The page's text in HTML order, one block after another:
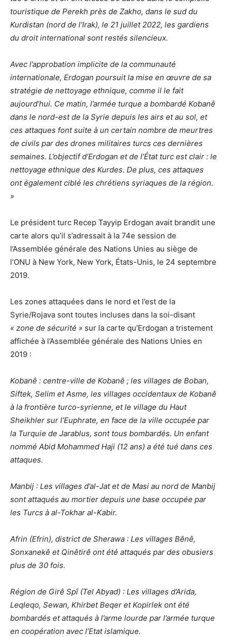
touristique de Perekh près de Zakho, dans le sud du
Kurdistan (nord de l’Irak), le 21 juillet 2022, les gardiens
du droit international sont restés silencieux.
Avec l’approbation implicite de la communauté
internationale, Erdogan poursuit la mise en œuvre de sa
stratégie de nettoyage ethnique, comme il le fait
aujourd’hui. Ce matin, l’armée turque a bombardé Kobanê
dans le nord-est de la Syrie depuis les airs et au sol, et
ces attaques font suite à un certain nombre de meurtres
de civils par des drones militaires turcs ces dernières
semaines. L’objectif d’Erdogan et de l’État turc est clair : le
nettoyage ethnique des Kurdes. De plus, ces attaques
ont également ciblé les chrétiens syriaques de la région.
»
Le président turc Recep Tayyip Erdogan avait brandit une
carte alors qu’il s’adressait à la 74e session de
l’Assemblée générale des Nations Unies au siège de
l’ONU à New York, New York, États-Unis, le 24 septembre
2019.
Les zones attaquées dans le nord et l’est de la
Syrie/Rojava sont toutes incluses dans la soi-disant
« zone de sécurité » sur la carte qu’Erdogan a tristement
affichée à l’Assemblée générale des Nations Unies en
2019 :
Kobanê : centre-ville de Kobanê ; les villages de Boban,
Siftek, Selim et Asme, les villages occidentaux de Kobanê
à la frontière turco-syrienne, et le village du Haut
Sheikhler sur l’Euphrate, en face de la ville occupée par
la Turquie de Jarablus, sont tous bombardés. Un enfant
nommé Abid Mohammed Haji (12 ans) a été tué dans ces
attaques.
Manbij : Les villages d’al-Jat et de Masi au nord de Manbij
sont attaqués au mortier depuis une base occupée par
les Turcs à al-Tokhar al-Kabir.
Afrin (Efrin), district de Sherawa : Les villages Bênê,
Sonxanekê et Qinêtirê ont été attaqués par des obusiers
plus de 30 fois.
Région de Girê Spî (Tel Abyad) : Les villages d’Arida,
Leqleqo, Sewan, Khirbet Beqer et Kopirlek ont ​​été
bombardés et attaqués à l’arme lourde par l’armée turque
en coopération avec l’Etat islamique.